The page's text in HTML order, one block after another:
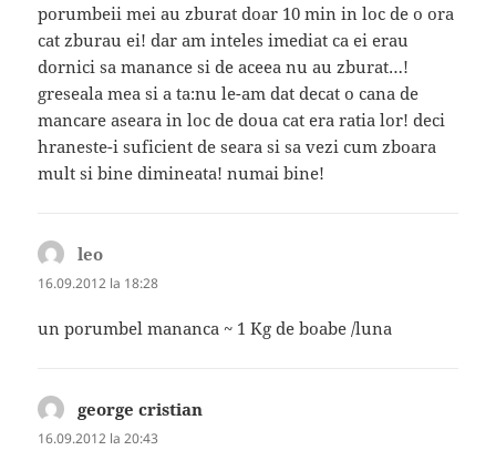
porumbeii mei au zburat doar 10 min in loc de o ora
cat zburau ei! dar am inteles imediat ca ei erau
dornici sa manance si de aceea nu au zburat…!
greseala mea si a ta:nu le-am dat decat o cana de
mancare aseara in loc de doua cat era ratia lor! deci
hraneste-i suficient de seara si sa vezi cum zboara
mult si bine dimineata! numai bine!
leo
16.09.2012 la 18:28
un porumbel mananca ~ 1 Kg de boabe /luna
george cristian
16.09.2012 la 20:43